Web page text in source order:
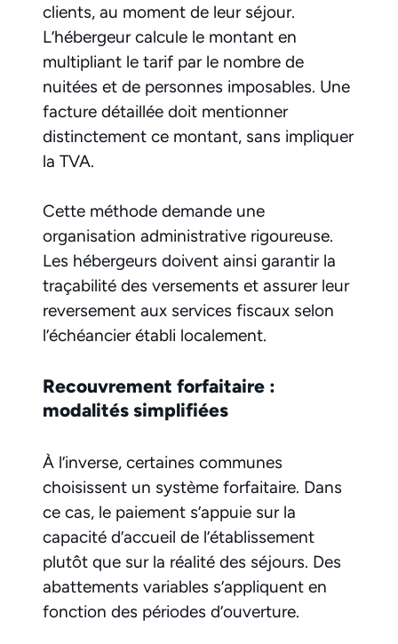
clients, au moment de leur séjour.
L’hébergeur calcule le montant en
multipliant le tarif par le nombre de
nuitées et de personnes imposables. Une
facture détaillée doit mentionner
distinctement ce montant, sans impliquer
la TVA.
Cette méthode demande une
organisation administrative rigoureuse.
Les hébergeurs doivent ainsi garantir la
traçabilité des versements et assurer leur
reversement aux services fiscaux selon
l’échéancier établi localement.
Recouvrement forfaitaire :
modalités simplifiées
À l’inverse, certaines communes
choisissent un système forfaitaire. Dans
ce cas, le paiement s’appuie sur la
capacité d’accueil de l’établissement
plutôt que sur la réalité des séjours. Des
abattements variables s’appliquent en
fonction des périodes d’ouverture.